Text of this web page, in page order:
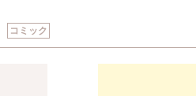
コミック